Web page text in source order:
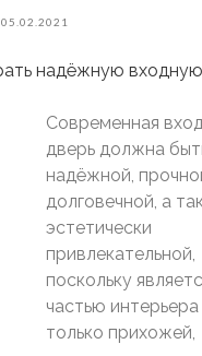
05.02.2021
Современная
дверь должна
надёжной,
долговечной, а
эстетически
привлекательной,
поскольку
частью интерьера
только прихожей,